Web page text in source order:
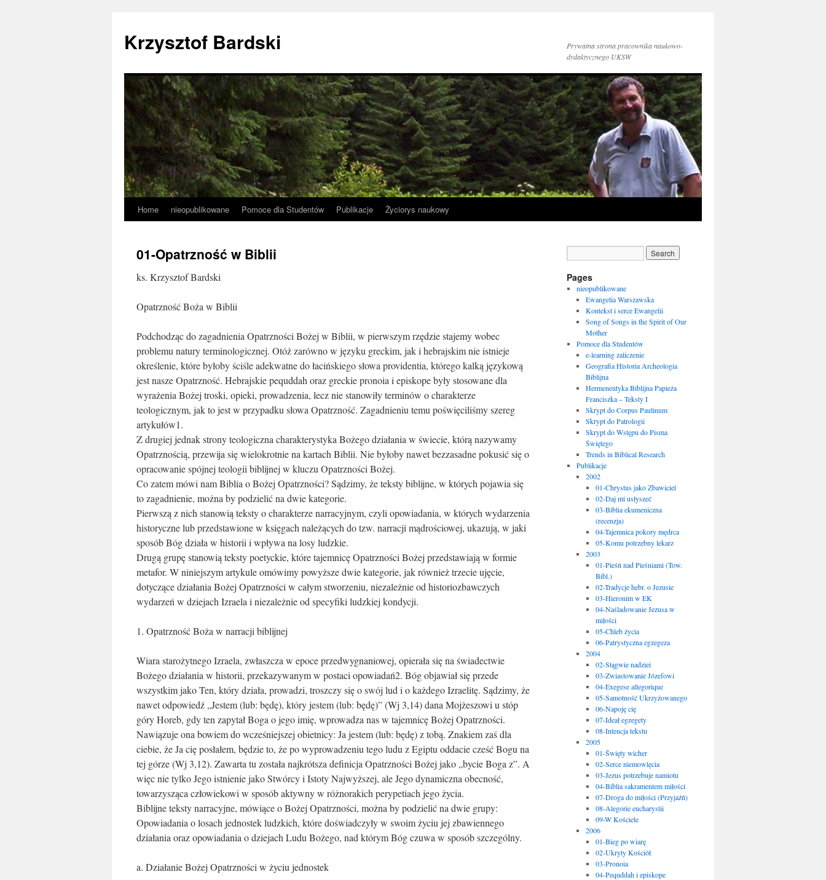
Krzysztof Bardski
Prywatna strona pracownika naukowo-
dydaktycznego UKSW
Home nieopublikowane Pomoce dla Studentów Publikacje Życiorys naukowy
01-Opatrzność w Biblii
ks. Krzysztof Bardski
Opatrzność Boża w Biblii
Podchodząc do zagadnienia Opatrzności Bożej w Biblii, w pierwszym rzędzie stajemy wobec
problemu natury terminologicznej. Otóż zarówno w języku greckim, jak i hebrajskim nie istnieje
określenie, które byłoby ściśle adekwatne do łacińskiego słowa providentia, którego kalką językową
jest nasze Opatrzność. Hebrajskie pequddah oraz greckie pronoia i episkope były stosowane dla
wyrażenia Bożej troski, opieki, prowadzenia, lecz nie stanowiły terminów o charakterze
teologicznym, jak to jest w przypadku słowa Opatrzność. Zagadnieniu temu poświęciliśmy szereg
artykułów1.
Z drugiej jednak strony teologiczna charakterystyka Bożego działania w świecie, którą nazywamy
Opatrznością, przewija się wielokrotnie na kartach Biblii. Nie byłoby nawet bezzasadne pokusić się o
opracowanie spójnej teologii biblijnej w kluczu Opatrzności Bożej.
Co zatem mówi nam Biblia o Bożej Opatrzności? Sądzimy, że teksty biblijne, w których pojawia się
to zagadnienie, można by podzielić na dwie kategorie.
Pierwszą z nich stanowią teksty o charakterze narracyjnym, czyli opowiadania, w których wydarzenia
historyczne lub przedstawione w księgach należących do tzw. narracji mądrościowej, ukazują, w jaki
sposób Bóg działa w historii i wpływa na losy ludzkie.
Drugą grupę stanowią teksty poetyckie, które tajemnicę Opatrzności Bożej przedstawiają w formie
metafor. W niniejszym artykule omówimy powyższe dwie kategorie, jak również trzecie ujęcie,
dotyczące działania Bożej Opatrzności w całym stworzeniu, niezależnie od historiozbawczych
wydarzeń w dziejach Izraela i niezależnie od specyfiki ludzkiej kondycji.
1. Opatrzność Boża w narracji biblijnej
Wiara starożytnego Izraela, zwłaszcza w epoce przedwygnaniowej, opierała się na świadectwie
Bożego działania w historii, przekazywanym w postaci opowiadań2. Bóg objawiał się przede
wszystkim jako Ten, który działa, prowadzi, troszczy się o swój lud i o każdego Izraelitę. Sądzimy, że
nawet odpowiedź „Jestem (lub: będę), który jestem (lub: będę)” (Wj 3,14) dana Mojżeszowi u stóp
góry Horeb, gdy ten zapytał Boga o jego imię, wprowadza nas w tajemnicę Bożej Opatrzności.
Nawiązuje ona bowiem do wcześniejszej obietnicy: Ja jestem (lub: będę) z tobą. Znakiem zaś dla
ciebie, że Ja cię posłałem, będzie to, że po wyprowadzeniu tego ludu z Egiptu oddacie cześć Bogu na
tej górze (Wj 3,12). Zawarta tu została najkrótsza definicja Opatrzności Bożej jako „bycie Boga z”. A
więc nie tylko Jego istnienie jako Stwórcy i Istoty Najwyższej, ale Jego dynamiczna obecność,
towarzysząca człowiekowi w sposób aktywny w różnorakich perypetiach jego życia.
Biblijne teksty narracyjne, mówiące o Bożej Opatrzności, można by podzielić na dwie grupy:
Opowiadania o losach jednostek ludzkich, które doświadczyły w swoim życiu jej zbawiennego
działania oraz opowiadania o dziejach Ludu Bożego, nad którym Bóg czuwa w sposób szczególny.
a. Działanie Bożej Opatrzności w życiu jednostek
Pages
nieopublikowane
Ewangelia Warszawska
Kontekst i serce Ewangelii
Song of Songs in the Spirit of Our
Mother
Pomoce dla Studentów
e-learning zaliczenie
Geografia Historia Archeologia
Biblijna
Hermeneutyka Biblijna Papieża
Franciszka – Teksty I
Skrypt do Corpus Paulinum
Skrypt do Patrologii
Skrypt do Wstępu do Pisma
Świętego
Trends in Biblical Research
Publikacje
2002
01-Chrystus jako Zbawiciel
02-Daj mi usłyszeć
03-Biblia ekumeniczna
(recenzja)
04-Tajemnica pokory mędrca
05-Komu potrzebny lekarz
2003
01-Pieśń nad Pieśniami (Tow.
Bibl.)
02-Tradycje hebr. o Jezusie
03-Hieronim w EK
04-Naśladowanie Jezusa w
miłości
05-Chleb życia
06-Patrystyczna egzegeza
2004
02-Stągwie nadziei
03-Zwiastowanie Józefowi
04-Exegese allegorique
05-Samotność Ukrzyżowanego
06-Napoję cię
07-Ideał egzegety
08-Intencja tekstu
2005
01-Święty wicher
02-Serce niemowlęcia
03-Jezus potrzebuje namiotu
04-Biblia sakramentem miłości
07-Droga do miłości (Przyjaźń)
08-Alegorie eucharystii
09-W Kościele
2006
01-Bieg po wiarę
02-Ukryty Kościół
03-Pronoia
04-Pequddah i episkope